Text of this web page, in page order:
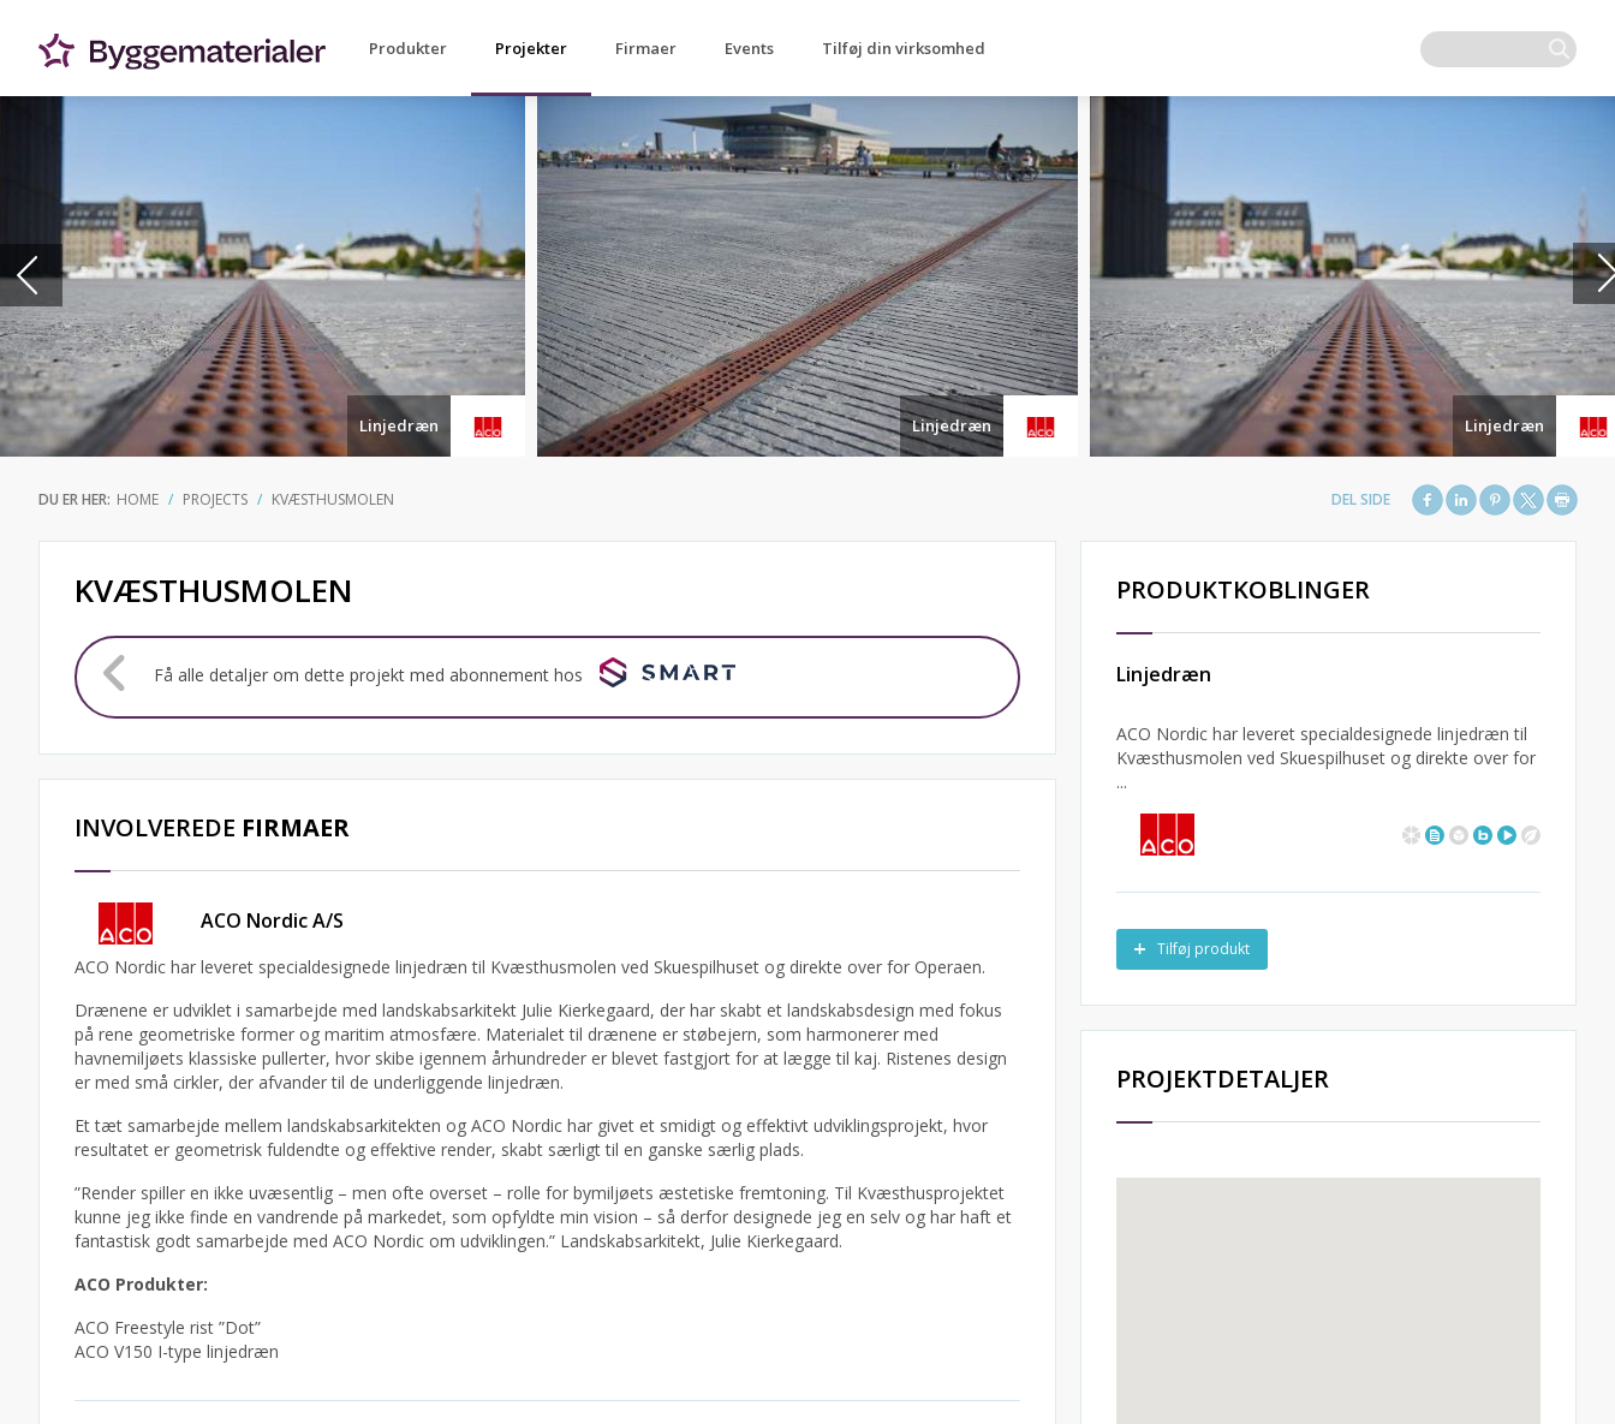
Produkter Projekter Firmaer Events Tilføj din virksomhed
Linjedræn Linjedræn Linjedræn
DU ER HER: HOME PROJECTS KVÆSTHUSMOLEN
KVÆSTHUSMOLEN
Få alle detaljer om dette projekt med abonnement hos
INVOLVEREDE FIRMAER
ACO Nordic A/S
ACO Nordic har leveret specialdesignede linjedræn til Kvæsthusmolen ved Skuespilhuset og direkte over for Operaen.
Drænene er udviklet i samarbejde med landskabsarkitekt Julie Kierkegaard, der har skabt et landskabsdesign med fokus
på rene geometriske former og maritim atmosfære. Materialet til drænene er støbejern, som harmonerer med
havnemiljøets klassiske pullerter, hvor skibe igennem århundreder er blevet fastgjort for at lægge til kaj. Ristenes design
er med små cirkler, der afvander til de underliggende linjedræn.
Et tæt samarbejde mellem landskabsarkitekten og ACO Nordic har givet et smidigt og effektivt udviklingsprojekt, hvor
resultatet er geometrisk fuldendte og effektive render, skabt særligt til en ganske særlig plads.
”Render spiller en ikke uvæsentlig – men ofte overset – rolle for bymiljøets æstetiske fremtoning. Til Kvæsthusprojektet
kunne jeg ikke finde en vandrende på markedet, som opfyldte min vision – så derfor designede jeg en selv og har haft et
fantastisk godt samarbejde med ACO Nordic om udviklingen.” Landskabsarkitekt, Julie Kierkegaard.
ACO Produkter:
ACO Freestyle rist ”Dot”
ACO V150 I-type linjedræn
PRODUKTKOBLINGER
Linjedræn
ACO Nordic har leveret specialdesignede linjedræn til
Kvæsthusmolen ved Skuespilhuset og direkte over for
...
Tilføj produkt
PROJEKTDETALJER